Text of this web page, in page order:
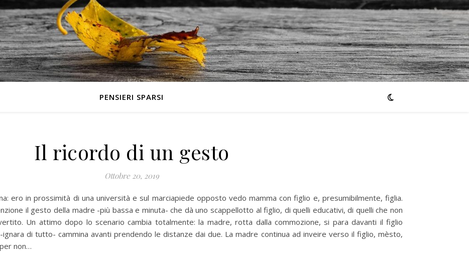
PENSIERI SPARSI
Il ricordo di un gesto
Ottobre 20, 2019
ero in prossimità di una università e sul marciapiede opposto vedo mamma con figlio e, presumibilmente, figlia.
il gesto della madre -più bassa e minuta- che dà uno scappellotto al figlio, di quelli educativi, di quelli che non
Un attimo dopo lo scenario cambia totalmente: la madre, rotta dalla commozione, si para davanti il figlio
di tutto- cammina avanti prendendo le distanze dai due. La madre continua ad inveire verso il figlio, mèsto,
non…